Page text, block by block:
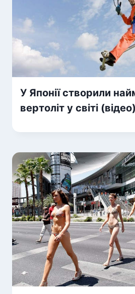
У Японії створили
вертоліт у світі (відео)